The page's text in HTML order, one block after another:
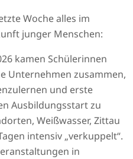
Woche alles im
junger Menschen:
kamen Schülerinnen
Unternehmen zusammen,
und erste
Ausbildungsstart zu
Weißwasser, Zittau
intensiv „verkuppelt“.
in